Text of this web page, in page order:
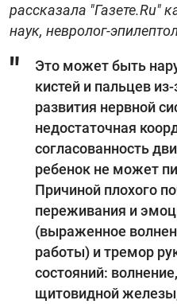
рассказала "Газете.Ru"
наук, невролог-
Это может быть
кистей и пальцев
развития нервной
недостаточная
согласованность
ребенок не может
Причиной плохого
переживания и
(выраженное
работы) и тремор
состояний:
щитовидной